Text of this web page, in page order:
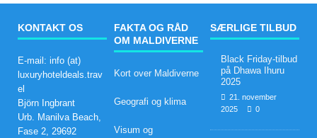
KONTAKT OS
E-mail: info (at)
luxuryhoteldeals.trav
el
Björn Ingbrant
Urb. Manilva Beach,
Fase 2, 29692
FAKTA OG RÅD
OM MALDIVERNE
Kort over Maldiverne
Geografi og klima
Visum og
SÆRLIGE TILBUD
Black Friday-tilbud
på Dhawa Ihuru
2025
21. november
2025
0